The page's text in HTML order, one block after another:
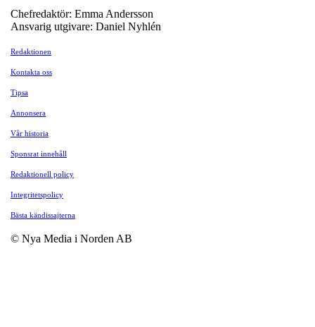
Chefredaktör: Emma Andersson
Ansvarig utgivare: Daniel Nyhlén
Redaktionen
Kontakta oss
Tipsa
Annonsera
Vår historia
Sponsrat innehåll
Redaktionell policy
Integritetspolicy
Bästa kändissajterna
© Nya Media i Norden AB